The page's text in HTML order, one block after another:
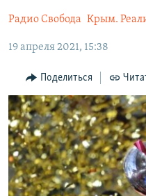
главной
Вернутся
поиску
11 ЛЕТ ОККУПАЦИИ КРЫМА.
ЕЩЕ
ИНТЕРАКТИВ
ИНФОГРАФИКА
ТЕЛЕПРОЕКТ КРЫМ.РЕАЛИИ
СОВЕТЫ ПРАВОЗАЩИТНИКОВ
ПРОПАВШИЕ БЕЗ ВЕСТИ
ПОБЕДИТЕЛЕЙ НЕ СУДЯТ?
РАДІО СВОБОДА
КАК ОБОЙТИ
Українською
Qırımtatar
ПРИСОЕДИНЯЙТЕСЬ!
Радио Свобода Крым.
19 апреля 2021, 15:38
Поделиться